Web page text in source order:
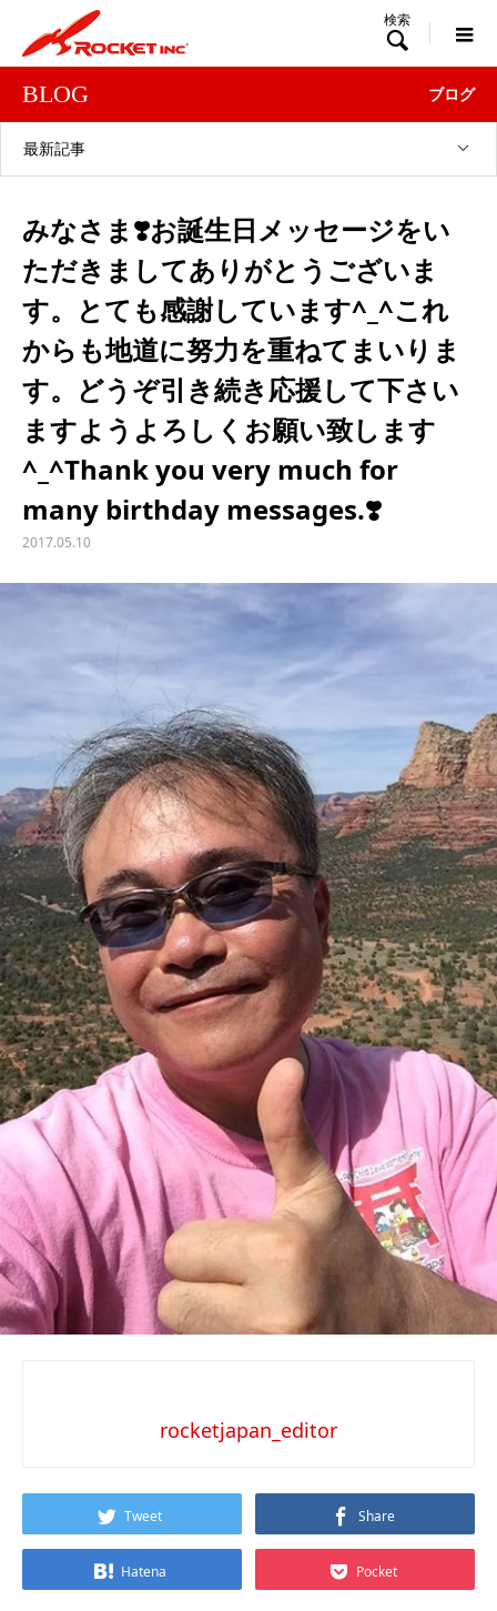

BLOG
ブログ
最新記事
みなさま❣️お誕生日メッセージをい
ただきましてありがとうございま
す。とても感謝しています^_^これ
からも地道に努力を重ねてまいりま
す。どうぞ引き続き応援して下さい
ますようよろしくお願い致します
^_^Thank you very much for
many birthday messages.❣️
2017.05.10
rocketjapan_editor
Tweet Share
Hatena Pocket